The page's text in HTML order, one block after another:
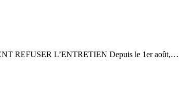
REFUSER L’ENTRETIEN Depuis le 1er août,…